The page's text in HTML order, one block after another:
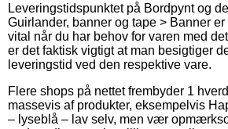
Leveringstidspunktet på Bordpynt og
Guirlander, banner og tape > Banner
vital når du har behov for varen med
er det faktisk vigtigt at man besigtiger
leveringstid ved den respektive vare.
Flere shops på nettet frembyder 1
massevis af produkter, eksempelvis
– lyseblå – lav selv, men vær